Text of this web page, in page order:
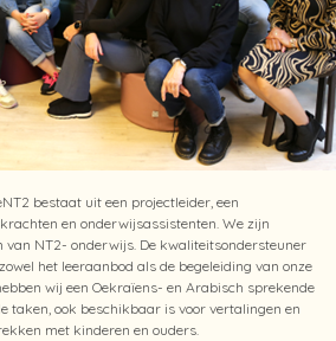
bestaat uit een projectleider, een
en onderwijsassistenten. We zijn
van NT2- onderwijs. De kwaliteitsondersteuner
het leeraanbod als de begeleiding van onze
wij een Oekraïens- en Arabisch sprekende
taken, ook beschikbaar is voor vertalingen en
met kinderen en ouders.